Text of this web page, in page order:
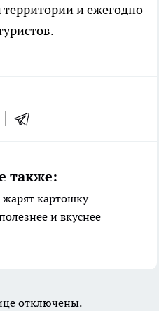
и ежегодно
также:
картошку
и вкуснее
отключены.